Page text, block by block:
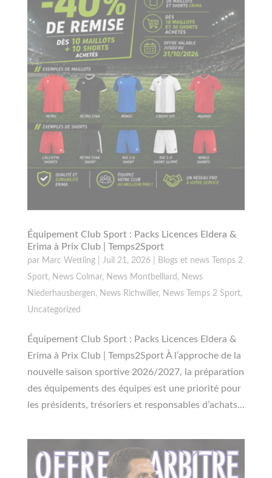
Équipement Club Sport : Packs Licences Eldera &
Erima à Prix Club | Temps2Sport
par Marc Wettling| Juil 21, 2026|
Blogs et news Temps 2
Sport, News Colmar, News Montbelliard , News
Niederhausbergen, News Richwiller, News Temps 2 Sport,
Uncategorized
Équipement Club Sport : Packs Licences Eldera &
Erima à Prix Club | Temps2Sport À l’approche de la
nouvelle saison sportive 2026/2027, la préparation
des équipements des équipes est une priorité pour
les présidents, trésoriers et responsables d’achats...